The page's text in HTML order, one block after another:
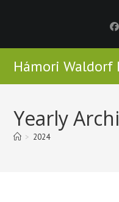
Hámori Waldorf
Yearly
> 2024